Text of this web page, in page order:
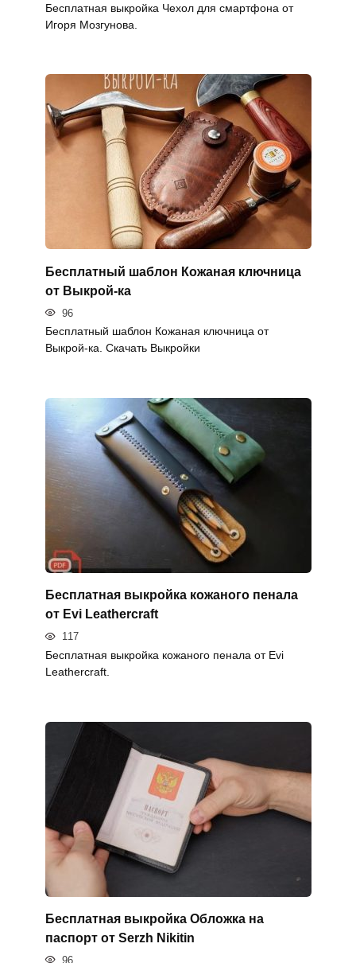
Бесплатная выкройка Чехол для смартфона от
Игоря Мозгунова.
Бесплатный шаблон Кожаная ключница
от Выкрой-ка
96
Бесплатный шаблон Кожаная ключница от
Выкрой-ка. Скачать Выкройки
Бесплатная выкройка кожаного пенала
от Evi Leathercraft
117
Бесплатная выкройка кожаного пенала от Evi
Leathercraft.
Бесплатная выкройка Обложка на
паспорт от Serzh Nikitin
96